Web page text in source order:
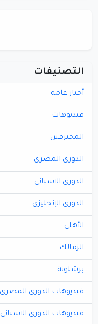
التصنيفات
أخبار عامة
فيديوهات
المحترفين
الدوري المصري
الدوري الاسباني
الدوري الإنجليزي
الأهلي
الزمالك
برشلونة
فيديوهات الدوري المصري
فيديوهات الدوري الاسباني